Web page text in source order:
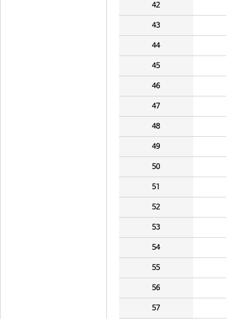
42
43
44
45
46
47
48
49
50
51
52
53
54
55
56
57